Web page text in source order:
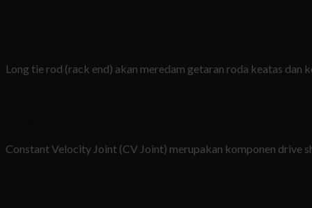
Long tie rod (rack end) akan meredam getaran roda keatas dan
Constant Velocity Joint (CV Joint) merupakan komponen drive